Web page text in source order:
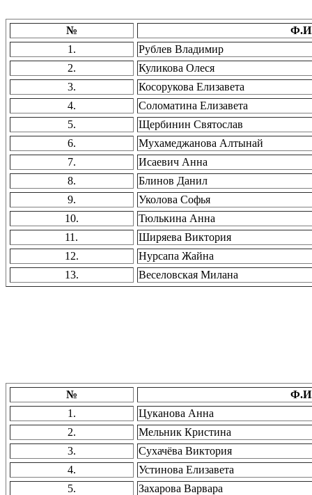
№
1.
Рублев Владимир
2.
Куликова Олеся
3.
Косорукова Елизавета
4.
Соломатина Елизавета
5.
Щербинин Святослав
6.
Мухамеджанова Алтынай
7.
Исаевич Анна
8.
Блинов Данил
9.
Уколова Софья
10.
Тюлькина Анна
11.
Ширяева Виктория
12.
Нурсапа Жайна
13.
Веселовская Милана
№
1.
Цуканова Анна
2.
Мельник Кристина
3.
Сухачёва Виктория
4.
Устинова Елизавета
5.
Захарова Варвара